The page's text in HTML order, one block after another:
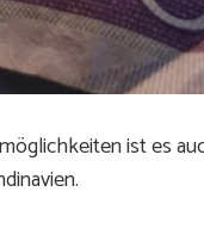
ist es